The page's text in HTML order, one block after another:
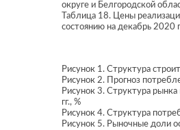
округе и Белгородской
Таблица 18. Цены
состоянию на декабрь 2020
Рисунок 1. Структура
Рисунок 2. Прогноз
Рисунок 3. Структура
гг., %
Рисунок 4. Структура
Рисунок 5. Рыночные доли